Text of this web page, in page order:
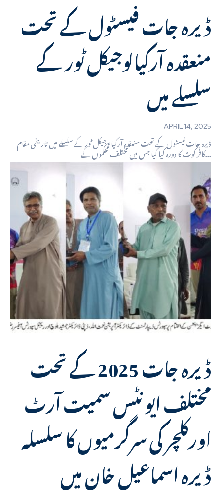
ڈیرہ جات فیسٹول کے تحت
منعقدہ آرکیالوجیکل ٹور کے
سلسلے میں
APRIL 14, 2025
ڈیرہ جات فیسٹول کے تحت منعقدہ آرکیالوجیکل ٹور کے سلسلے میں تاریخی مقام
کافر کوٹ کا دورہ کیا گیا جس میں مختلف محکموں کے...
ڈیرہ جات 2025 کے تحت
مختلف ایونٹس سمیت آرٹ
اورکلچر کی سرگرمیوں کا سلسلہ
ڈیرہ اسماعیل خان میں